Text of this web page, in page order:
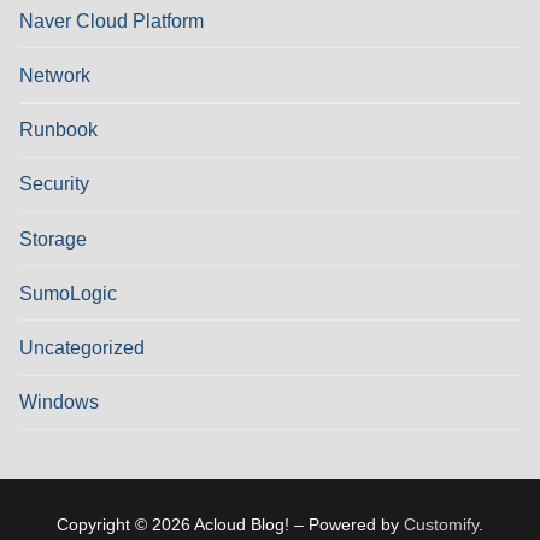
Naver Cloud Platform
Network
Runbook
Security
Storage
SumoLogic
Uncategorized
Windows
Copyright © 2026 Acloud Blog! – Powered by Customify.